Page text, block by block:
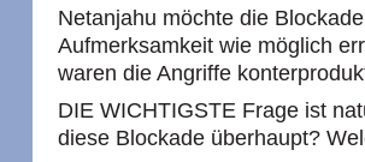
Netanjahu möchte die
Aufmerksamkeit wie möglich
waren die Angriffe
DIE WICHTIGSTE Frage ist
diese Blockade überhaupt?